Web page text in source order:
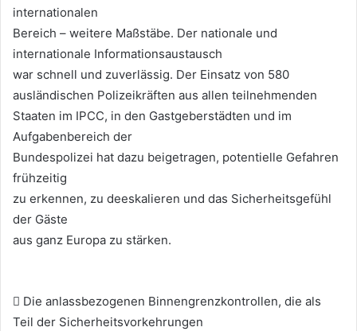
internationalen
Bereich – weitere Maßstäbe. Der nationale und
internationale Informationsaustausch
war schnell und zuverlässig. Der Einsatz von 580
ausländischen Polizeikräften aus allen teilnehmenden
Staaten im IPCC, in den Gastgeberstädten und im
Aufgabenbereich der
Bundespolizei hat dazu beigetragen, potentielle Gefahren
frühzeitig
zu erkennen, zu deeskalieren und das Sicherheitsgefühl
der Gäste
aus ganz Europa zu stärken.
 Die anlassbezogenen Binnengrenzkontrollen, die als
Teil der Sicherheitsvorkehrungen